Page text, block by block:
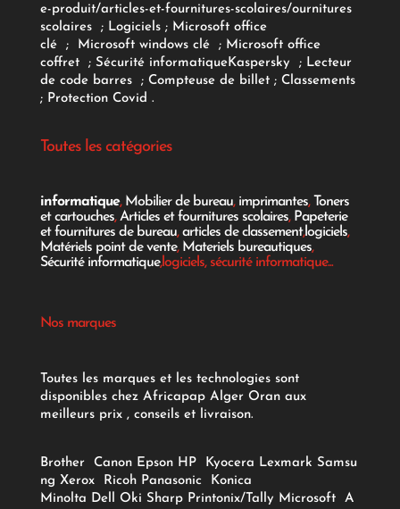
e-produit/articles-et-fournitures-scolaires/ournitures
scolaires; Logiciels ; Microsoft office
clé
; Microsoft windows clé; Microsoft office
coffret ; Sécurité informatiqueKaspersky ; Lecteur
de code barres
; Compteuse de billet; Classements
; Protection Covid .
Toutes les catégories
informatique, Mobilier de bureau, imprimantes, Toners
et cartouches,Articles et fournitures scolaires, Papeterie
et fournitures de bureau,articles de classement,logiciels,
Matériels point de vente, Materiels bureautiques,
Sécurité informatique,logiciels, sécurité informatique...
Nos marques
Toutes les marques et les technologies sont
disponibles chez Africapap Alger Oran aux
meilleurs prix , conseils et livraison.
Brother Canon Epson HP Kyocera Lexmark Samsu
ng Xerox Ricoh Panasonic
Konica
Minolta Dell Oki Sharp Printonix/Tally Microsoft
A